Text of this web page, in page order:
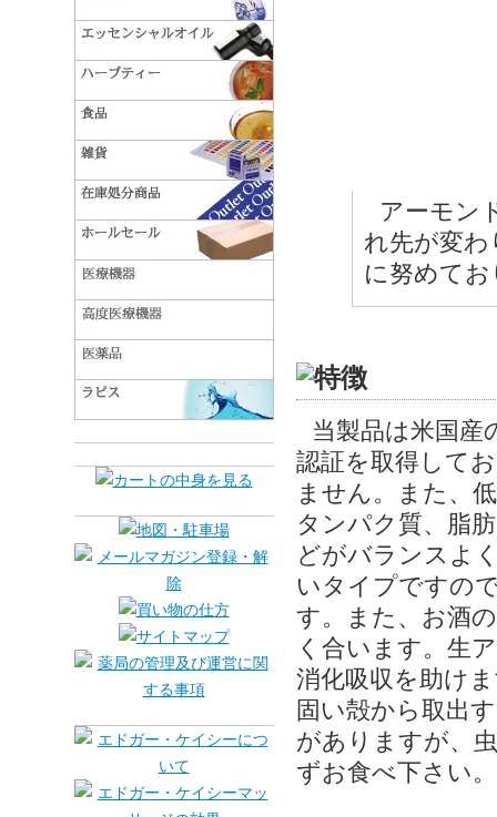
アーモン
れ先が変わ
に努めて
当製品は米国産
認証を取得して
ません。また、
タンパク質、脂
どがバランスよ
いタイプですの
す。また、お酒
く合います。生
消化吸収を助け
固い殻から取出
がありますが、
ずお食べ下さい。